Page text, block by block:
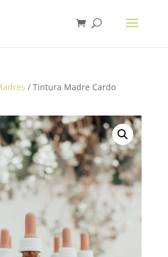
/ Tintura Madre Cardo